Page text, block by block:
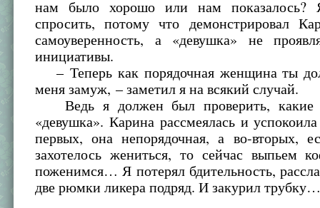
нам было хорошо или нам показалось?
спросить, потому что демонстрировал
самоуверенность, а «девушка» не
инициативы.
– Теперь как порядочная женщина ты
меня замуж, – заметил я на всякий случай.
Ведь я должен был проверить, какие
«девушка». Карина рассмеялась и
первых, она непорядочная, а во-вторых,
захотелось жениться, то сейчас выпьем
поженимся… Я потерял бдительность,
две рюмки ликера подряд. И закурил